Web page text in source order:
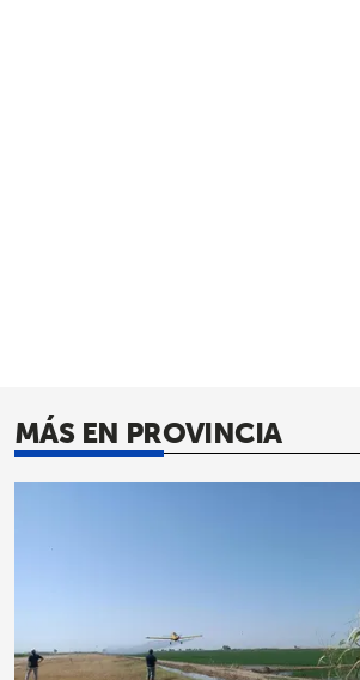
MÁS EN PROVINCIA